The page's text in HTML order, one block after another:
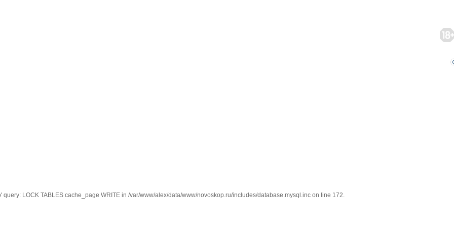
LOCK TABLES cache_page WRITE in /var/www/alex/data/www/novoskop.ru/includes/database.mysql.inc on line 172.